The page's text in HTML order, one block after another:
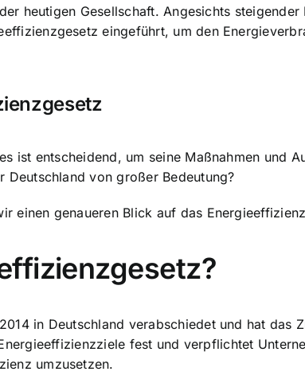
heutigen Gesellschaft. Angesichts
eingeführt, um den
ist entscheidend, um seine Maßnahmen und
von großer Bedeutung?
einen genaueren Blick auf das
in Deutschland verabschiedet und hat das
fest und verpflichtet
umzusetzen.